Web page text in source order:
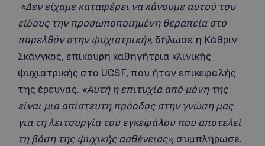
«Δεν είχαμε καταφέρει να κάνουμε αυτού του
είδους την προσωποποιημένη θεραπεία στο
παρελθόν στην ψυχιατρική», δήλωσε η Κάθριν
Σκάνγκος, επίκουρη καθηγήτρια κλινικής
ψυχιατρικής στο UCSF, που ήταν επικεφαλής
της έρευνας. «Αυτή η επιτυχία από μόνη της
είναι μια απίστευτη πρόοδος στην γνώση μας
για τη λειτουργία του εγκεφάλου που αποτελεί
τη βάση της ψυχικής ασθένειας», συμπλήρωσε.